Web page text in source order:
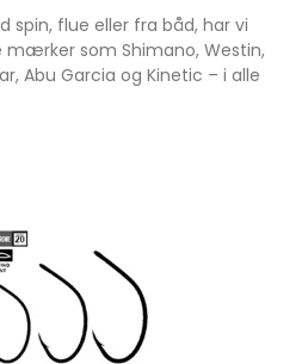
spin, flue eller fra båd, har vi
som Shimano, Westin,
Abu Garcia og Kinetic – i alle